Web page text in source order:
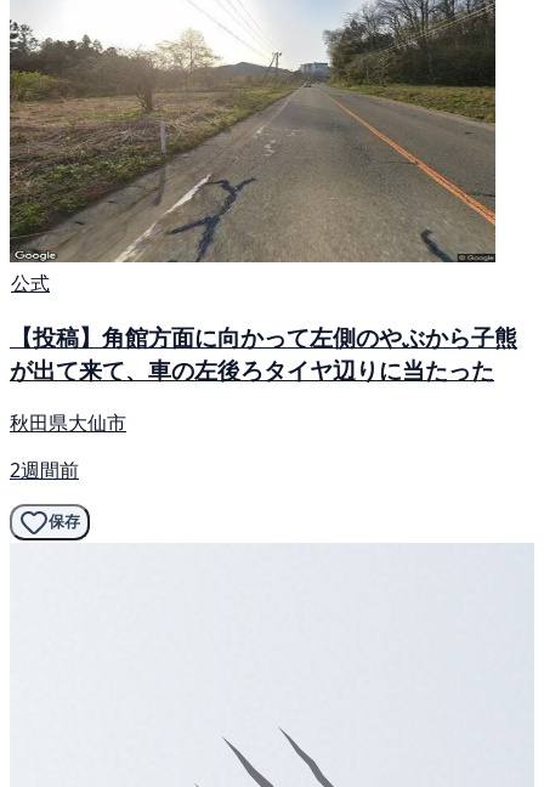
公式
【投稿】角館方面に向かって左側のやぶから子熊
が出て来て、車の左後ろタイヤ辺りに当たった
秋田県大仙市
2週間前
保存